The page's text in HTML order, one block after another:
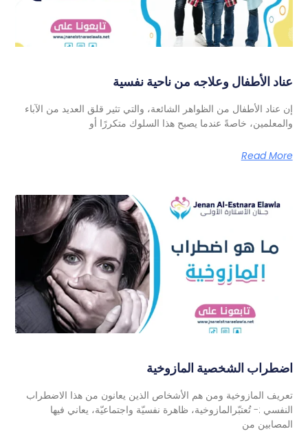
عناد الأطفال وعلاجه من ناحية نفسية
إن عناد الأطفال من الظواهر الشائعة، والتي تثير قلق العديد من الآباء
والمعلمين، خاصةً عندما يصبح هذا السلوك متكررًا أو
Read More
اضطراب الشخصية المازوخية
تعريف المازوخية ومن هم الأشخاص الذين يعانون من هذا الاضطراب
النفسي :- تُعتبّرالمازوخية، ظاهرة نفسيّة واجتماعيّة، يعاني فيها
المصابين من